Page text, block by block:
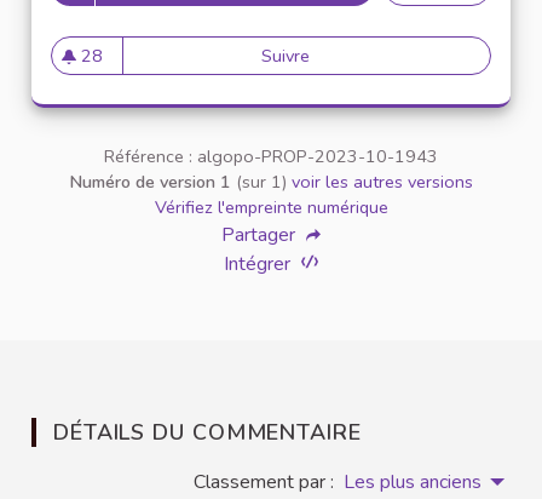
28
28 abonnés
Suivre
Référence : algopo-PROP-2023-10-1943
Numéro de version 1 (sur 1) voir les autres versions
Vérifiez l'empreinte numérique
Partager
Intégrer
DÉTAILS DU COMMENTAIRE
Classement par : Les plus anciens